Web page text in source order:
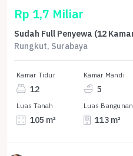
Rp 1,7 Miliar
Rungkut, Surabaya
Kamar Tidur
12
Kamar Mandi
5
Luas Tanah
105 m²
Luas Bangunan
113 m²